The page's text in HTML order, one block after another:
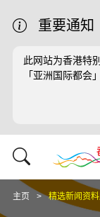
重要通知
此网站为香港特
「亚洲国际都会
主页 精选新闻资